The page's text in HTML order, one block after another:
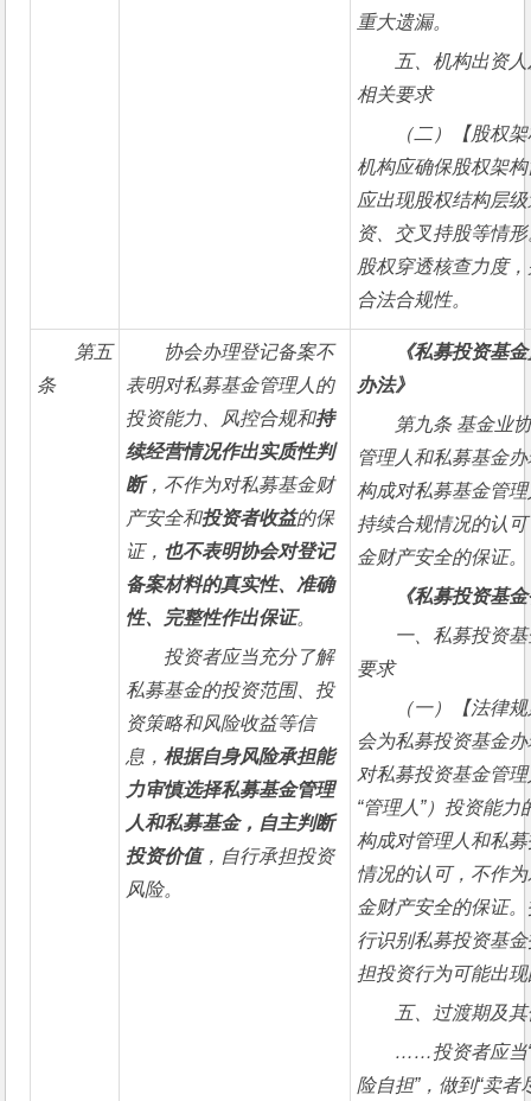
重大遗漏。
五、机构出资
相关要求
（二）【股权
机构应确保股权架
应出现股权结构层
资、交叉持股等情
股权穿透核查力度
合法合规性。
第五
条
协会办理登记备案不
表明对私募基金管理人的
投资能力、风控合规和持
续经营情况作出实质性判
断，不作为对私募基金财
产安全和投资者收益的保
证， 也不表明协会对登记
备案材料的真实性、准确
性、完整性作出保证。
投资者应当充分了解
私募基金的投资范围、投
资策略和风险收益等信
息，根据自身风险承担能
力审慎选择私募基金管理
人和私募基金，自主判断
投资价值，自行承担投资
风险。
《私募投资基
办法》
第九条 基金业
管理人和私募基金
构成对私募基金管
持续合规情况的认
金财产安全的保证。
《私募投资基
一、私募投资
要求
（一）【法律
会为私募投资基金
对私募投资基金管
“管理人”）投资能力
构成对管理人和私
情况的认可，不作
金财产安全的保证
行识别私募投资基
担投资行为可能出
五、过渡期及
……投资者应
险自担”，做到“卖者